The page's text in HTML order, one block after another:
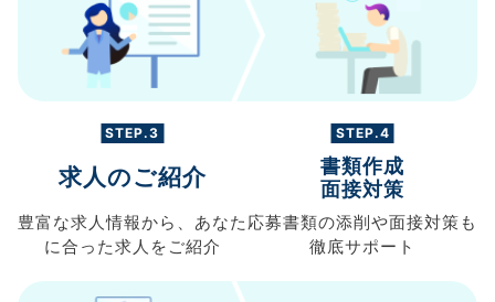
STEP.3
求人のご紹介
豊富な求人情報から、 あなた
に合った求人を ご紹介
STEP.4
書類作成
面接対策
応募書類の添削や面接対策も
徹底サポート